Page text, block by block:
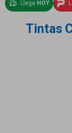
Llega HOY
Tintas